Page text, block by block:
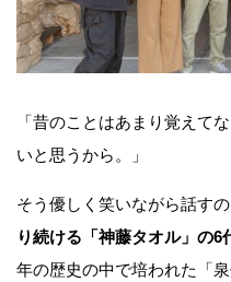
「昔のことはあまり覚えて
いと思うから。」
そう優しく笑いながら話すの
り続ける「神藤タオル」の6
年の歴史の中で培われた「